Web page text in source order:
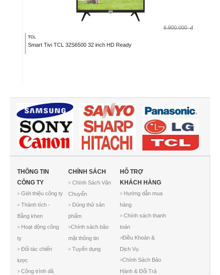
6.900.000 đ
TCL
Smart Tivi TCL 32S6500 32 inch HD Ready
THÔNG TIN
CÔNG TY
> Giới thiệu công ty
> Thành tích -
Bằng khen
> Hoạt động công
ty
> Đối tác chiến
lược
> Công trình đã
CHÍNH SÁCH
> Chính Sách Vận
Chuyển
> Dùng thử sản
phẩm
>Chính sách bảo
mật thông tin
> Tuyển dụng
HỖ TRỢ
KHÁCH HÀNG
>Hướng dẫn mua
hàng
>Chính sách thanh
toán
>Điều Khoản &
Dịch Vụ
>Chính Sách Bảo
Hành & Đổi Trả